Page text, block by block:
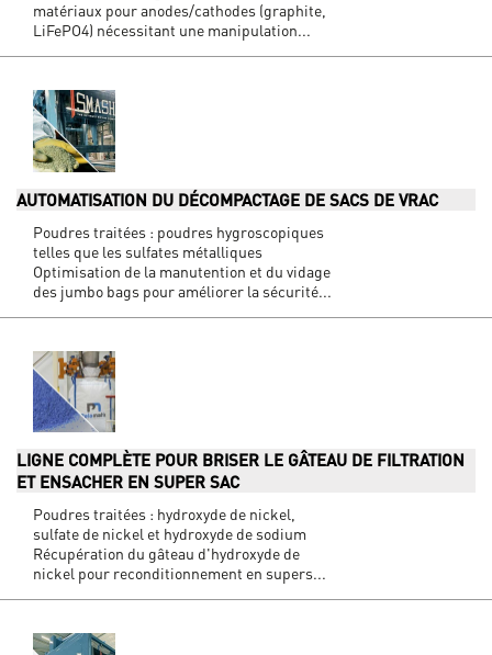
matériaux pour anodes/cathodes (graphite,
LiFePO4) nécessitant une manipulation...
AUTOMATISATION DU DÉCOMPACTAGE DE SACS DE VRAC
Poudres traitées : poudres hygroscopiques
telles que les sulfates métalliques
Optimisation de la manutention et du vidage
des jumbo bags pour améliorer la sécurité...
LIGNE COMPLÈTE POUR BRISER LE GÂTEAU DE FILTRATION
ET ENSACHER EN SUPER SAC
Poudres traitées : hydroxyde de nickel,
sulfate de nickel et hydroxyde de sodium
Récupération du gâteau d'hydroxyde de
nickel pour reconditionnement en supers...